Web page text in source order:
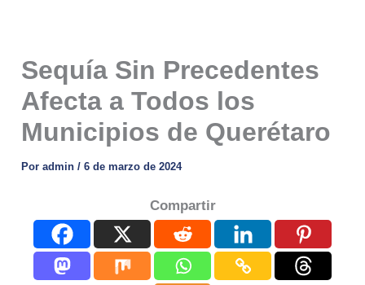
Sequía Sin Precedentes
Afecta a Todos los
Municipios de Querétaro
Poradmin/6 de marzo de 2024
Compartir